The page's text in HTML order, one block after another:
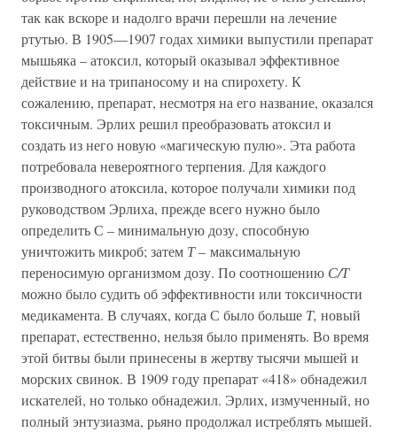
так как вскоре и надолго врачи перешли на лечение
ртутью. В 1905—1907 годах химики выпустили препарат
мышьяка – атоксил, который оказывал эффективное
действие и на трипаносому и на спирохету. К
сожалению, препарат, несмотря на его название, оказался
токсичным. Эрлих решил преобразовать атоксил и
создать из него новую «магическую пулю». Эта работа
потребовала невероятного терпения. Для каждого
производного атоксила, которое получали химики под
руководством Эрлиха, прежде всего нужно было
определить С – минимальную дозу, способную
уничтожить микроб; затем Т– максимальную
переносимую организмом дозу. По соотношению С/Т
можно было судить об эффективности или токсичности
медикамента. В случаях, когда С было больше Т, новый
препарат, естественно, нельзя было применять. Во время
этой битвы были принесены в жертву тысячи мышей и
морских свинок. В 1909 году препарат «418» обнадежил
искателей, но только обнадежил. Эрлих, измученный, но
полный энтузиазма, рьяно продолжал истреблять мышей.